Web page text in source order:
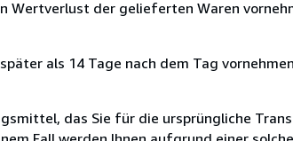
Wertverlust der gelieferten Waren
als 14 Tage nach dem Tag
das Sie für die ursprüngliche